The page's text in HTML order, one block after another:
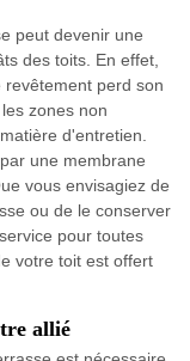
peut devenir une
des toits. En effet,
perd son
zones non
d'entretien.
une membrane
vous envisagiez de
ou de le conserver
pour toutes
votre toit est offert
allié